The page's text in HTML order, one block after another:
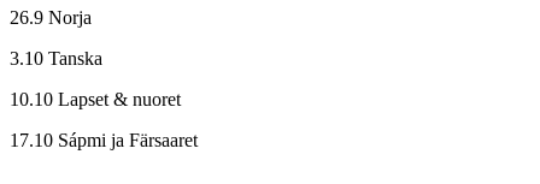
26.9 Norja
3.10 Tanska
10.10 Lapset & nuoret
17.10 Sápmi ja Färsaaret